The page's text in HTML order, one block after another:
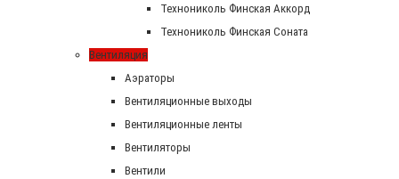
Технониколь Финская Аккорд
Технониколь Финская Соната
Вентиляция
Аэраторы
Вентиляционные выходы
Вентиляционные ленты
Вентиляторы
Вентили